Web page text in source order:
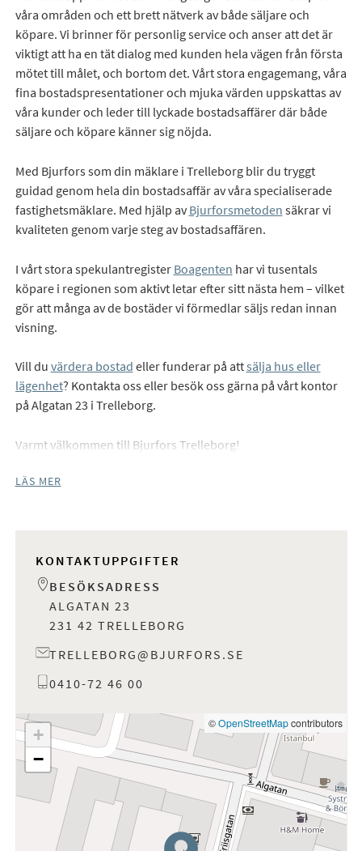
våra områden och ett brett nätverk av både säljare och
köpare. Vi brinner för personlig service och anser att det är
viktigt att ha en tät dialog med kunden hela vägen från första
mötet till målet, och bortom det. Vårt stora engagemang, våra
fina bostadspresentationer och mjuka värden uppskattas av
våra kunder och leder till lyckade bostadsaffärer där både
säljare och köpare känner sig nöjda.
Med Bjurfors som din mäklare i Trelleborg blir du tryggt
guidad genom hela din bostadsaffär av våra specialiserade
fastighetsmäklare. Med hjälp avBjurforsmetoden säkrar vi
kvaliteten genom varje steg av bostadsaffären.
I vårt stora spekulantregister Boagenten har vi tusentals
köpare i regionen som aktivt letar efter sitt nästa hem – vilket
gör att många av de bostäder vi förmedlar säljs redan innan
visning.
Vill du värdera bostad eller funderar på attsälja hus eller
lägenhet? Kontakta oss eller besök oss gärna på vårt kontor
på Algatan 23 i Trelleborg.
Varmt välkommen till Bjurfors Trelleborg!
LÄS MER
KONTAKTUPPGIFTER
BESÖKSADRESS
ALGATAN 23
231 42 TRELLEBORG
TRELLEBORG@BJURFORS.SE
0410-72 46 00
+
−
©OpenStreetMapcontributors